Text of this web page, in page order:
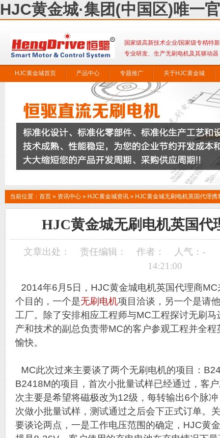
HJC黄金城·集团(中国区)唯一
国家级高新技术企业/国家级专精特
专业研发、生产无刷电机及其驱动器
HJC黄金城首页 产品中心 专题推广 关于HJC黄金城
当前位置： 首页 » 资讯中心 » HJC黄金城资讯 » HJC黄金城无刷电机英国代理携
HJC黄金城无刷电机英国代
文章出处： 责任编辑： 作者： 人气： -
14:21:00
2014年6月5日，HJC黄金城电机英国代理商
个目的，一个是无刷电机项目洽谈，另一个是请
工厂。除了安排相应工程师与MC工程探讨无刷
产和技术的副总负责带MC的客户参观工程并全
愉快。
MC此次过来主要谈了两个无刷电机的项目：
B2418M的项目，首次小批量试样已经通过，客
次主要是希望将磁极改为12级，每转输出6个脉
次做小批量试样，测试通过之后会下正式订单。
要谈论两点，一是工作电压范围的确定，HJC黄